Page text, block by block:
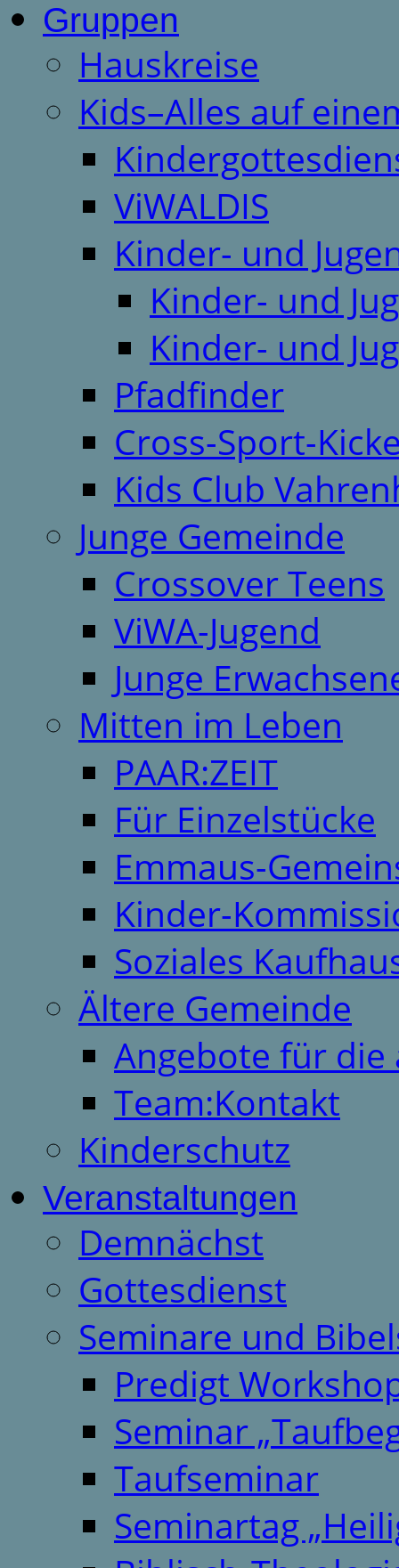
Gruppen
Hauskreise
Kids–Alles auf
ViWALDIS
Kinder- und
Kinder- und
Kinder- und
Pfadfinder
Cross-Sport-
Kids Club
Junge Gemeinde
Crossover Teens
ViWA-Jugend
Junge
Mitten im Leben
PAAR:ZEIT
Für Einzelstücke
Emmaus-
Kinder-
Soziales
Ältere Gemeinde
Angebote für
Team:Kontakt
Kinderschutz
Veranstaltungen
Demnächst
Gottesdienst
Seminare und
Predigt
Seminar
Taufseminar
Seminartag